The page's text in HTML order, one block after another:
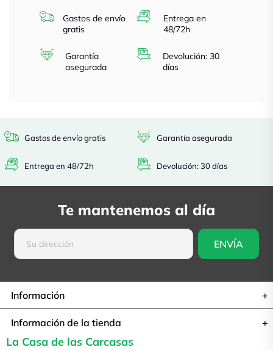
Gastos de envío
gratis
Entrega en
48/72h
Garantía
asegurada
Devolución: 30
días
Gastos de envío gratis
Entrega en 48/72h
Garantía asegurada
Devolución: 30 días
Te mantenemos al día
Información
Información de la tienda
La Casa de las Carcasas